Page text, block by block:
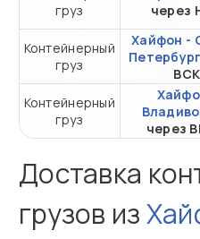
груз
через
Контейнерный
груз
Хайфон -
Петербург
ВСК
Контейнерный
груз
через
Доставка
грузов из